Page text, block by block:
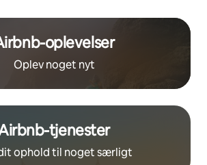
oplevelser
Oplev noget nyt
tjenester
ophold til noget særligt